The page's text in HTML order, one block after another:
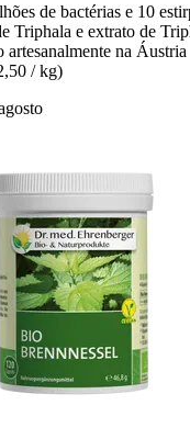
de bactérias e 10
Triphala e extrato de
artesanalmente na Áustria
/ kg)